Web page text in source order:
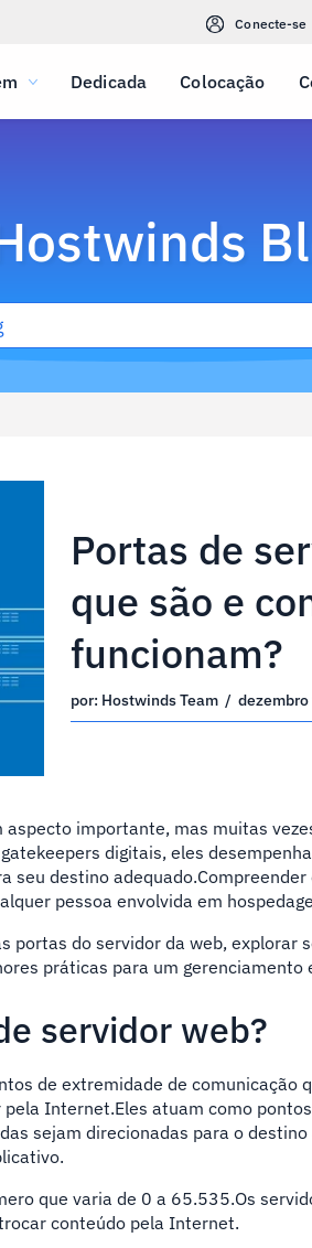
Conecte-se
Dedicada Colocação
Portas de
que são e
funcionam?
por: Hostwinds Team /dezembro
importante, mas muitas
digitais, eles
seu destino
pessoa envolvida em
portas do servidor da web, explorar
práticas para um gerenciamento
servidor web?
de extremidade de comunicação
Internet.Eles atuam como
sejam direcionadas para o
que varia de 0 a 65.535.Os
conteúdo pela Internet.